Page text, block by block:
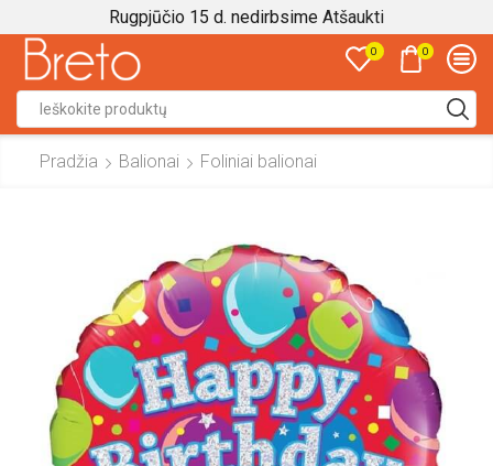
Rugpjūčio 15 d. nedirbsime Atšaukti
0 0
input
Pradžia Balionai Foliniai balionai